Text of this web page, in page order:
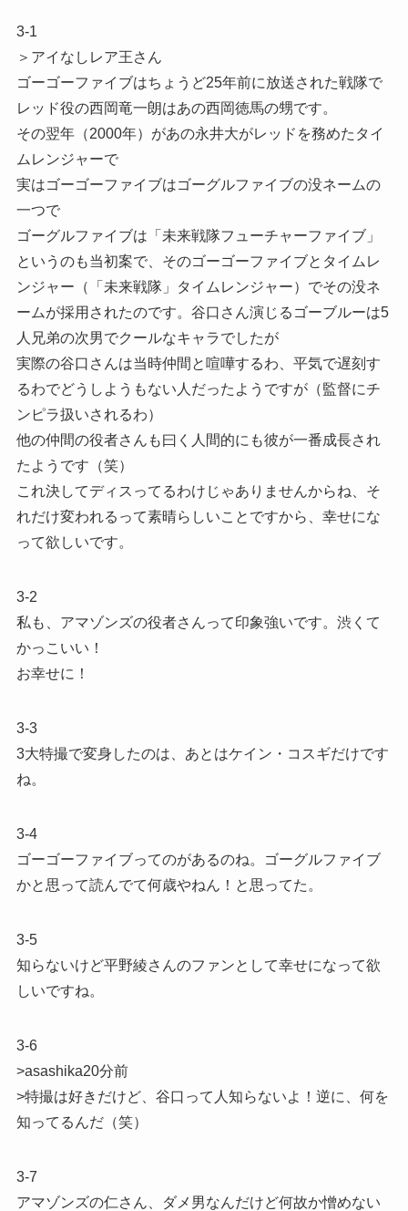
3-1
＞アイなしレア王さん
ゴーゴーファイブはちょうど25年前に放送された戦隊で
レッド役の西岡竜一朗はあの西岡徳馬の甥です。
その翌年（2000年）があの永井大がレッドを務めたタイ
ムレンジャーで
実はゴーゴーファイブはゴーグルファイブの没ネームの
一つで
ゴーグルファイブは「未来戦隊フューチャーファイブ」
というのも当初案で、そのゴーゴーファイブとタイムレ
ンジャー（「未来戦隊」タイムレンジャー）でその没ネ
ームが採用されたのです。谷口さん演じるゴーブルーは5
人兄弟の次男でクールなキャラでしたが
実際の谷口さんは当時仲間と喧嘩するわ、平気で遅刻す
るわでどうしようもない人だったようですが（監督にチ
ンピラ扱いされるわ）
他の仲間の役者さんも曰く人間的にも彼が一番成長され
たようです（笑）
これ決してディスってるわけじゃありませんからね、そ
れだけ変われるって素晴らしいことですから、幸せにな
って欲しいです。
3-2
私も、アマゾンズの役者さんって印象強いです。渋くて
かっこいい！
お幸せに！
3-3
3大特撮で変身したのは、あとはケイン・コスギだけです
ね。
3-4
ゴーゴーファイブってのがあるのね。ゴーグルファイブ
かと思って読んでて何歳やねん！と思ってた。
3-5
知らないけど平野綾さんのファンとして幸せになって欲
しいですね。
3-6
>asashika20分前
>特撮は好きだけど、谷口って人知らないよ！逆に、何を
知ってるんだ（笑）
3-7
アマゾンズの仁さん、ダメ男なんだけど何故か憎めない